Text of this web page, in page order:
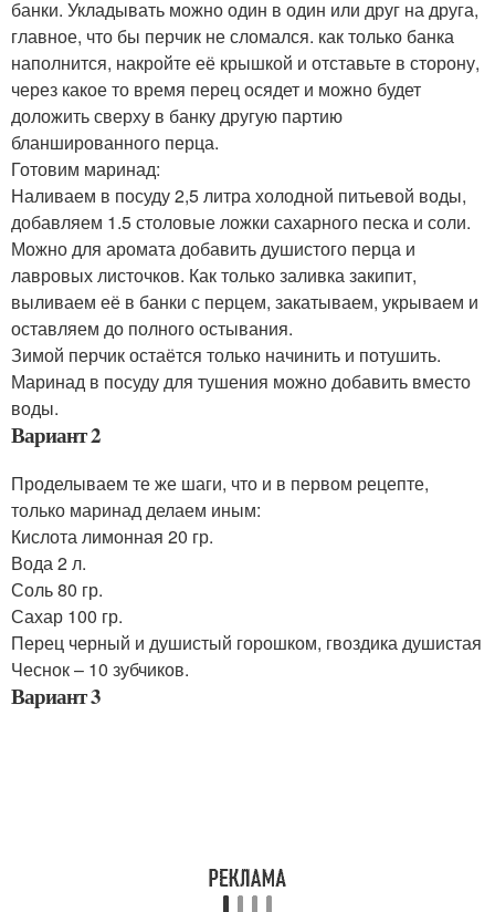
банки. Укладывать можно один в один или друг на друга,
главное, что бы перчик не сломался. как только банка
наполнится, накройте её крышкой и отставьте в сторону,
через какое то время перец осядет и можно будет
доложить сверху в банку другую партию
бланшированного перца.
Готовим маринад:
Наливаем в посуду 2,5 литра холодной питьевой воды,
добавляем 1.5 столовые ложки сахарного песка и соли.
Можно для аромата добавить душистого перца и
лавровых листочков. Как только заливка закипит,
выливаем её в банки с перцем, закатываем, укрываем и
оставляем до полного остывания.
Зимой перчик остаётся только начинить и потушить.
Маринад в посуду для тушения можно добавить вместо
воды.
Вариант 2
Проделываем те же шаги, что и в первом рецепте,
только маринад делаем иным:
Кислота лимонная 20 гр.
Вода 2 л.
Соль 80 гр.
Сахар 100 гр.
Перец черный и душистый горошком, гвоздика душистая
Чеснок – 10 зубчиков.
Вариант 3